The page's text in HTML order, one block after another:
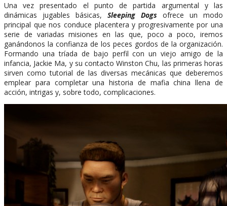
Una vez presentado el punto de partida argumental y las
dinámicas jugables básicas, Sleeping Dogs ofrece un modo
principal que nos conduce placentera y progresivamente por una
serie de variadas misiones en las que, poco a poco, iremos
ganándonos la confianza de los peces gordos de la organización.
Formando una tríada de bajo perfil con un viejo amigo de la
infancia, Jackie Ma, y su contacto Winston Chu, las primeras horas
sirven como tutorial de las diversas mecánicas que deberemos
emplear para completar una historia de mafia china llena de
acción, intrigas y, sobre todo, complicaciones.